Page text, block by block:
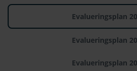
Evalueringsplan
Evalueringsplan
Evalueringsplan